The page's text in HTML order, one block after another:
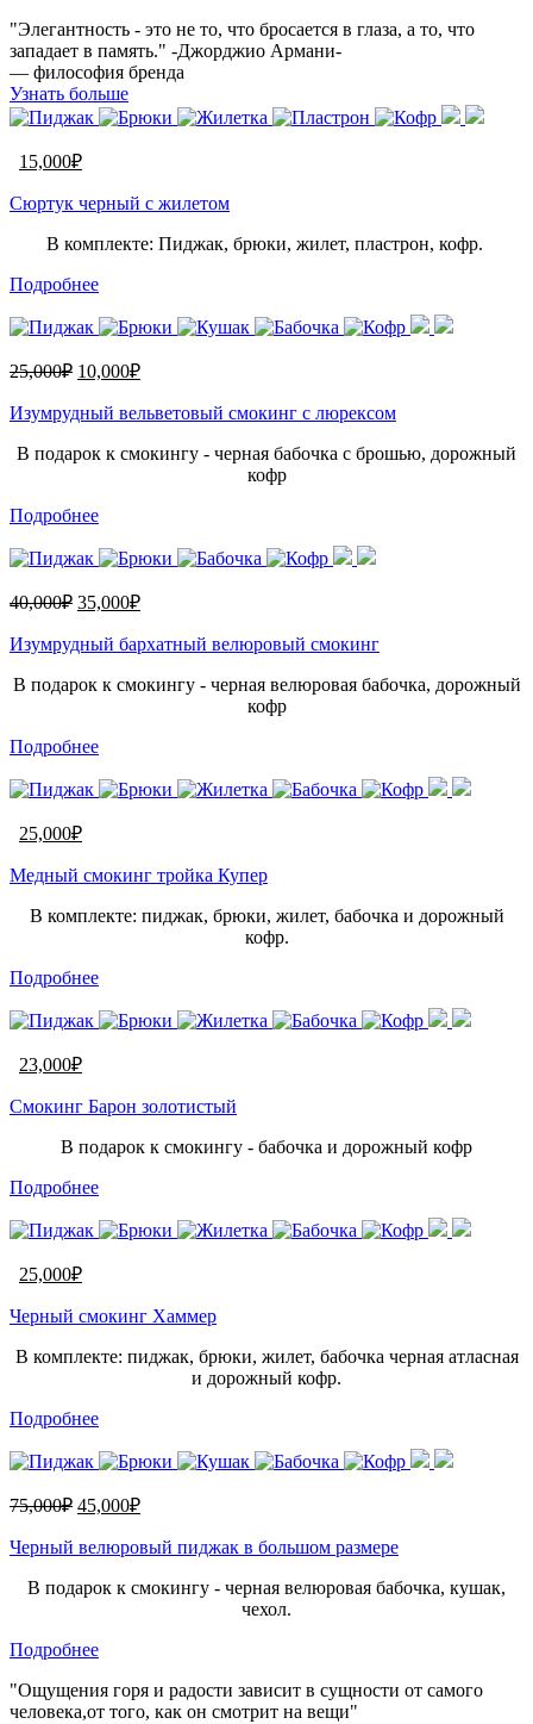
"Элегантность - это не то, что бросается в глаза, а то, что
западает в память." -Джорджио Армани-
— философия бренда
Узнать больше
15,000₽
Сюртук черный с жилетом
В комплекте: Пиджак, брюки, жилет, пластрон, кофр.
Подробнее
25,000₽ 10,000₽
Изумрудный вельветовый смокинг с люрексом
В подарок к смокингу - черная бабочка с брошью, дорожный
кофр
Подробнее
40,000₽ 35,000₽
Изумрудный бархатный велюровый смокинг
В подарок к смокингу - черная велюровая бабочка, дорожный
кофр
Подробнее
25,000₽
Медный смокинг тройка Купер
В комплекте: пиджак, брюки, жилет, бабочка и дорожный
кофр.
Подробнее
23,000₽
Смокинг Барон золотистый
В подарок к смокингу - бабочка и дорожный кофр
Подробнее
25,000₽
Черный смокинг Хаммер
В комплекте: пиджак, брюки, жилет, бабочка черная атласная
и дорожный кофр.
Подробнее
75,000₽ 45,000₽
Черный велюровый пиджак в большом размере
В подарок к смокингу - черная велюровая бабочка, кушак,
чехол.
Подробнее
"Ощущения горя и радости зависит в сущности от самого
человека,от того, как он смотрит на вещи"